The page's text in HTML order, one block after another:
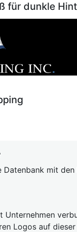
für dunkle
Datenbank mit
Unternehmen
Logos auf